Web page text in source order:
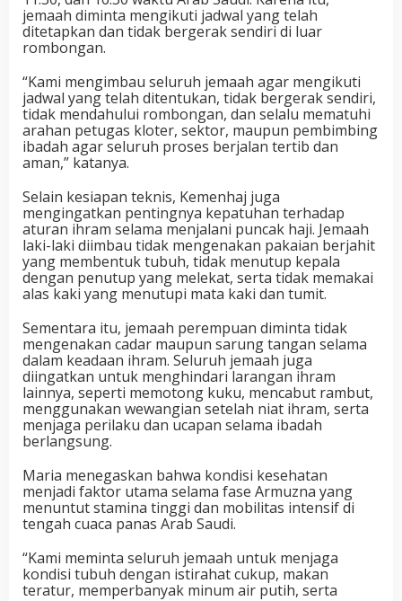
jemaah diminta mengikuti jadwal yang telah
ditetapkan dan tidak bergerak sendiri di luar
rombongan.
“Kami mengimbau seluruh jemaah agar mengikuti
jadwal yang telah ditentukan, tidak bergerak sendiri,
tidak mendahului rombongan, dan selalu mematuhi
arahan petugas kloter, sektor, maupun pembimbing
ibadah agar seluruh proses berjalan tertib dan
aman,” katanya.
Selain kesiapan teknis, Kemenhaj juga
mengingatkan pentingnya kepatuhan terhadap
aturan ihram selama menjalani puncak haji. Jemaah
laki-laki diimbau tidak mengenakan pakaian berjahit
yang membentuk tubuh, tidak menutup kepala
dengan penutup yang melekat, serta tidak memakai
alas kaki yang menutupi mata kaki dan tumit.
Sementara itu, jemaah perempuan diminta tidak
mengenakan cadar maupun sarung tangan selama
dalam keadaan ihram. Seluruh jemaah juga
diingatkan untuk menghindari larangan ihram
lainnya, seperti memotong kuku, mencabut rambut,
menggunakan wewangian setelah niat ihram, serta
menjaga perilaku dan ucapan selama ibadah
berlangsung.
Maria menegaskan bahwa kondisi kesehatan
menjadi faktor utama selama fase Armuzna yang
menuntut stamina tinggi dan mobilitas intensif di
tengah cuaca panas Arab Saudi.
“Kami meminta seluruh jemaah untuk menjaga
kondisi tubuh dengan istirahat cukup, makan
teratur, memperbanyak minum air putih, serta